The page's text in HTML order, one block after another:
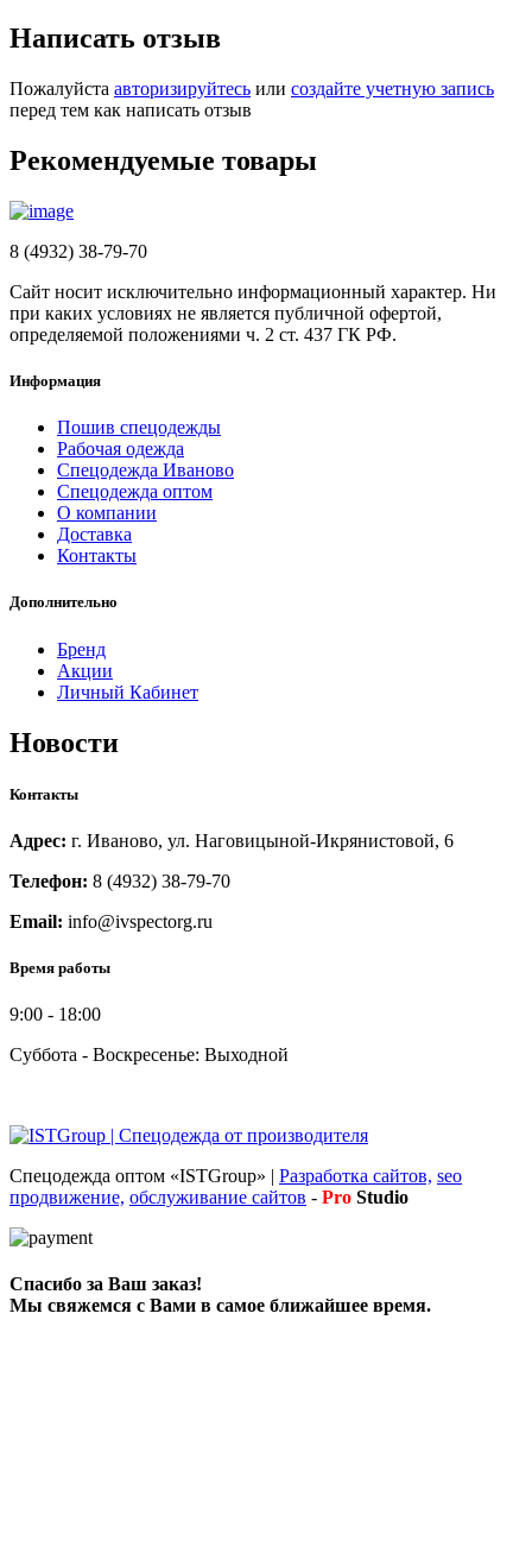
Написать отзыв
Пожалуйста авторизируйтесь или создайте учетную запись
перед тем как написать отзыв
Рекомендуемые товары
8 (4932) 38-79-70
Сайт носит исключительно информационный характер. Ни
при каких условиях не является публичной офертой,
определяемой положениями ч. 2 ст. 437 ГК РФ.
Информация
Пошив спецодежды
Рабочая одежда
Спецодежда Иваново
Спецодежда оптом
О компании
Доставка
Контакты
Дополнительно
Бренд
Акции
Личный Кабинет
Новости
Контакты
Адрес: г. Иваново, ул. Наговицыной-Икрянистовой, 6
Телефон: 8 (4932) 38-79-70
Email: info@ivspectorg.ru
Время работы
9:00 - 18:00
Суббота - Воскресенье: Выходной
Спецодежда оптом «ISTGroup» | Разработка сайтов, seo
продвижение, обслуживание сайтов - Pro Studio
Спасибо за Ваш заказ!
Мы свяжемся с Вами в самое ближайшее время.